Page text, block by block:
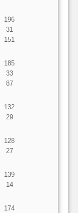
196
31
151
185
33
87
132
29
128
27
139
14
174